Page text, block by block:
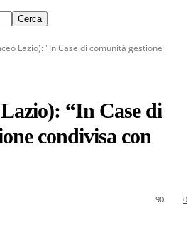
Lazio): "In Case di comunità gestione
“In Case di
condivisa con
0
90